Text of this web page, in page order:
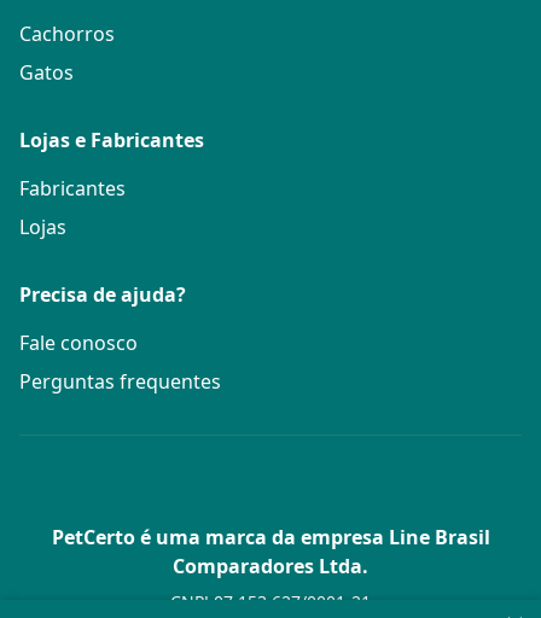
Cachorros
Gatos
Lojas e Fabricantes
Fabricantes
Lojas
Precisa de ajuda?
Fale conosco
Perguntas frequentes
PetCerto é uma marca da empresa Line Brasil
Comparadores Ltda.
CNPJ 07.153.627/0001-21